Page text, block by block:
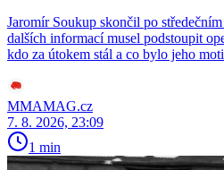
Jaromír Soukup skončil po
dalších informací musel podstoupit
kdo za útokem stál a co bylo jeho
MMAMAG.cz
7. 8. 2026, 23:09
1 min